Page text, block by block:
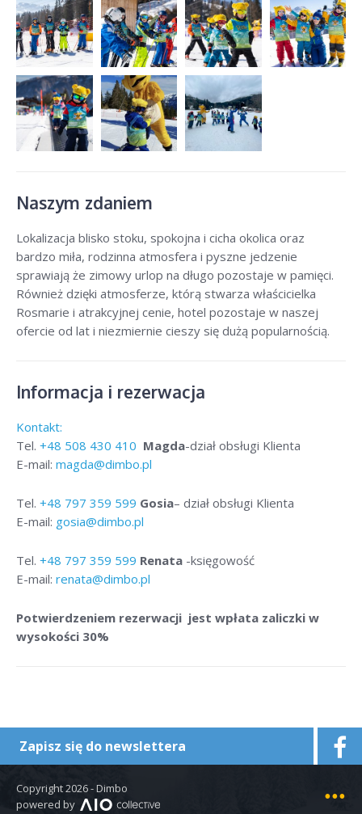
Naszym zdaniem
Lokalizacja blisko stoku, spokojna i cicha okolica oraz
bardzo miła, rodzinna atmosfera i pyszne jedzenie
sprawiają że zimowy urlop na długo pozostaje w pamięci.
Również dzięki atmosferze, którą stwarza właścicielka
Rosmarie i atrakcyjnej cenie, hotel pozostaje w naszej
ofercie od lat i niezmiernie cieszy się dużą popularnością.
Informacja i rezerwacja
Kontakt:
Tel. +48 508 430 410 Magda-dział obsługi Klienta
E-mail: magda@dimbo.pl
Tel. +48 797 359 599 Gosia– dział obsługi Klienta
E-mail: gosia@dimbo.pl
Tel. +48 797 359 599 Renata -księgowość
E-mail: renata@dimbo.pl
Potwierdzeniem rezerwacji jest wpłata zaliczki w
wysokości 30%
Zapisz się do newslettera
Mapa strony
Copyright 2026 - Dimbo
powered by